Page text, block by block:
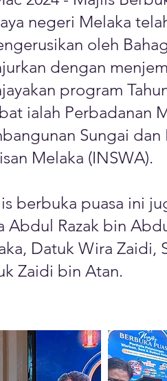
negeri Melaka
oleh
dengan
program
ialah Perbadanan
Sungai dan
Melaka (INSWA).
berbuka puasa ini
Abdul Razak bin
Datuk Wira Zaidi,
Zaidi bin Atan.